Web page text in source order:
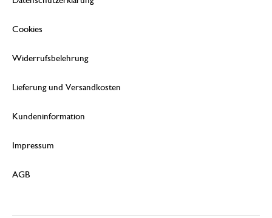
Cookies
Widerrufsbelehrung
Lieferung und Versandkosten
Kundeninformation
Impressum
AGB